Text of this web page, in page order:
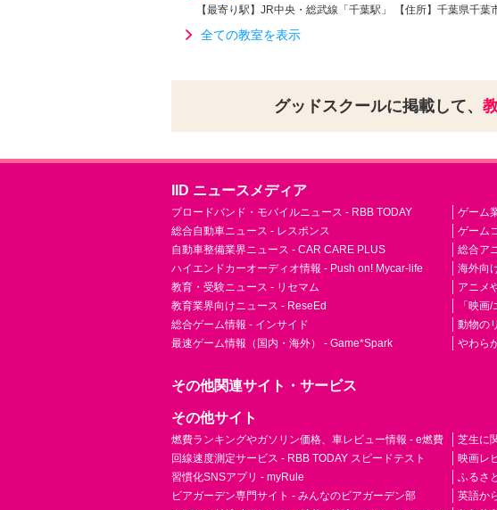
【最寄り駅】JR中央・総武線「千葉駅」 【住所】千葉県千葉
全ての教室を表示
グッドスクールに掲載して、
IID ニュースメディア
ブロードバンド・モバイルニュース - RBB TODAY
総合自動車ニュース - レスポンス
自動車整備業界ニュース - CAR CARE PLUS
ハイエンドカーオーディオ情報 - Push on! Mycar-life
教育・受験ニュース - リセマム
教育業界向けニュース - ReseEd
総合ゲーム情報 - インサイド
最速ゲーム情報（国内・海外） - Game*Spark
ゲーム
ゲーム
総合ア
海外向
アニメ
「映
動物の
やわら
その他関連サイト・サービス
その他サイト
燃費ランキングやガソリン価格、車レビュー情報 - e燃費
回線速度測定サービス - RBB TODAY スピードテスト
習慣化SNSアプリ - myRule
ビアガーデン専門サイト - みんなのビアガーデン部
芝生に
映画レ
ふるさ
英語か